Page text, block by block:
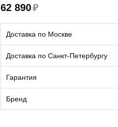
62 890₽
Доставка по Москве
Доставка по Санкт-Петербургу
Гарантия
Бренд